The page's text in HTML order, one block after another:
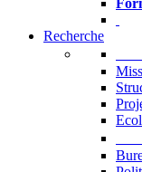
Recherche